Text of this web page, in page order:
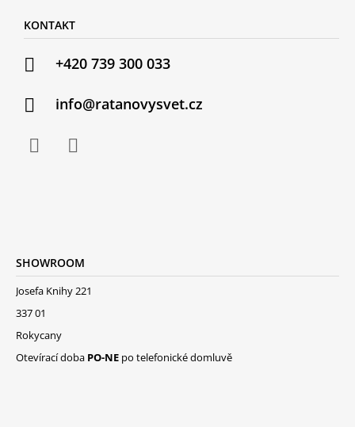
KONTAKT
+420 739 300 033
info@ratanovysvet.cz
SHOWROOM
Josefa Knihy 221
337 01
Rokycany
Otevírací doba PO-NE po telefonické domluvě